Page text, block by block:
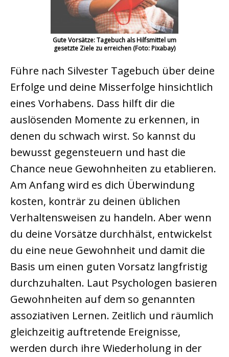
Gute Vorsätze: Tagebuch als Hilfsmittel um
gesetzte Ziele zu erreichen (Foto: Pixabay)
Führe nach Silvester Tagebuch über deine
Erfolge und deine Misserfolge hinsichtlich
eines Vorhabens. Dass hilft dir die
auslösenden Momente zu erkennen, in
denen du schwach wirst. So kannst du
bewusst gegensteuern und hast die
Chance neue Gewohnheiten zu etablieren.
Am Anfang wird es dich Überwindung
kosten, konträr zu deinen üblichen
Verhaltensweisen zu handeln. Aber wenn
du deine Vorsätze durchhälst, entwickelst
du eine neue Gewohnheit und damit die
Basis um einen guten Vorsatz langfristig
durchzuhalten. Laut Psychologen basieren
Gewohnheiten auf dem so genannten
assoziativen Lernen. Zeitlich und räumlich
gleichzeitig auftretende Ereignisse,
werden durch ihre Wiederholung in der